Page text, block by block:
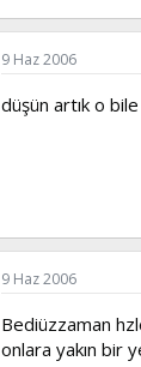
9 Haz 2006
düşün artık o bile
9 Haz 2006
Bediüzzaman
onlara yakın bir